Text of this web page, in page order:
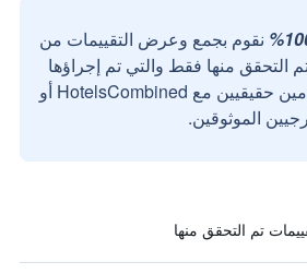
نقوم بجمع وعرض التقييمات من
التحقق منها فقط والتي تم إجراؤها
بواسطة مستخدمين حقيقيين مع HotelsCombined أو
الموثوقين.